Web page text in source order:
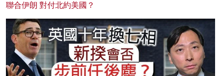
聯合伊朗 對付北約美國？